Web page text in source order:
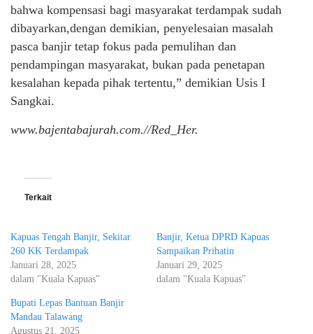
bahwa kompensasi bagi masyarakat terdampak sudah
dibayarkan,dengan demikian, penyelesaian masalah
pasca banjir tetap fokus pada pemulihan dan
pendampingan masyarakat, bukan pada penetapan
kesalahan kepada pihak tertentu,” demikian Usis I
Sangkai.
www.bajentabajurah.com.//Red_Her.
Terkait
Kapuas Tengah Banjir, Sekitar
260 KK Terdampak
Januari 28, 2025
dalam "Kuala Kapuas"
Banjir, Ketua DPRD Kapuas
Sampaikan Prihatin
Januari 29, 2025
dalam "Kuala Kapuas"
Bupati Lepas Bantuan Banjir
Mandau Talawang
Agustus 21, 2025